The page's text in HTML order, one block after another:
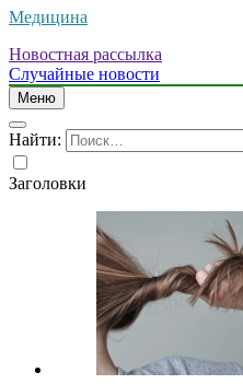
Медицина
Новостная рассылка
Случайные новости
Меню
Найти:
Заголовки